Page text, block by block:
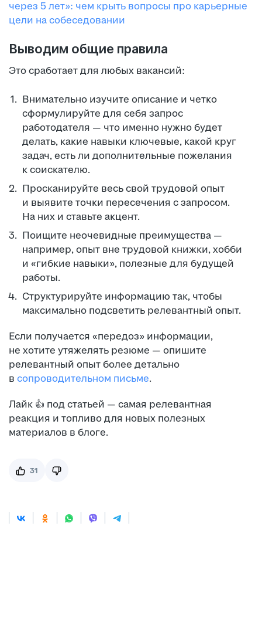
через 5 лет»: чем крыть вопросы про карьерные
цели на собеседовании
Выводим общие правила
Это сработает для любых вакансий:
Внимательно изучите описание и четко
сформулируйте для себя запрос
работодателя — что именно нужно будет
делать, какие навыки ключевые, какой круг
задач, есть ли дополнительные пожелания
к соискателю.
Просканируйте весь свой трудовой опыт
и выявите точки пересечения с запросом.
На них и ставьте акцент.
Поищите неочевидные преимущества —
например, опыт вне трудовой книжки, хобби
и «гибкие навыки», полезные для будущей
работы.
Структурируйте информацию так, чтобы
максимально подсветить релевантный опыт.
Если получается «передоз» информации,
не хотите утяжелять резюме — опишите
релевантный опыт более детально
в сопроводительном письме.
Лайк 👍 под статьей — самая релевантная
реакция и топливо для новых полезных
материалов в блоге.
31